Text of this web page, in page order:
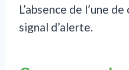
L’absence de l’une
signal d’alerte.